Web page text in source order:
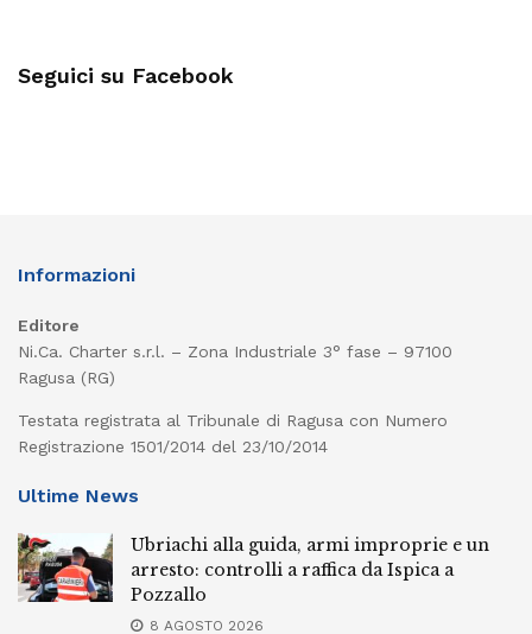
Seguici su Facebook
Informazioni
Editore
Ni.Ca. Charter s.r.l. – Zona Industriale 3° fase – 97100
Ragusa (RG)
Testata registrata al Tribunale di Ragusa con Numero
Registrazione 1501/2014 del 23/10/2014
Ultime News
Ubriachi alla guida, armi improprie e un
arresto: controlli a raffica da Ispica a
Pozzallo
8 AGOSTO 2026